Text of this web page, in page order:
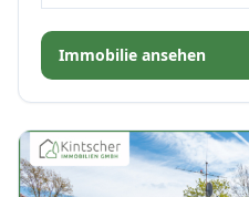
Immobilie ansehen